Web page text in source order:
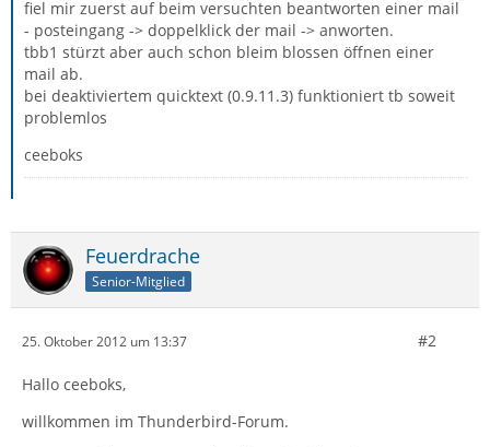
fiel mir zuerst auf beim versuchten beantworten einer mail
- posteingang -> doppelklick der mail -> anworten.
tbb1 stürzt aber auch schon bleim blossen öffnen einer
mail ab.
bei deaktiviertem quicktext (0.9.11.3) funktioniert tb soweit
problemlos
ceeboks
Feuerdrache
Senior-Mitglied
25. Oktober 2012 um 13:37 #2
Hallo ceeboks,
willkommen im Thunderbird-Forum.